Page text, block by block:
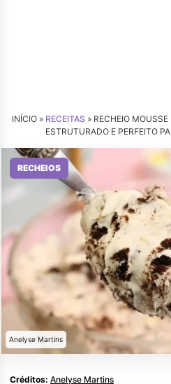
INÍCIO » RECEITAS » RECHEIO
ESTRUTURADO E PERFEITO
RECHEIOS
Anelyse Martins
Créditos: Anelyse Martins